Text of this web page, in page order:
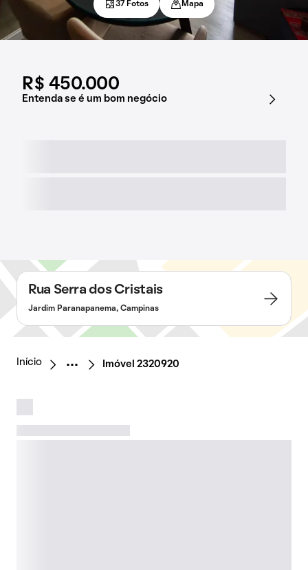
R$ 450.000
Entenda se é um bom negócio
37 Fotos Mapa
Rua Serra dos Cristais
Jardim Paranapanema, Campinas
Início Imóvel 2320920